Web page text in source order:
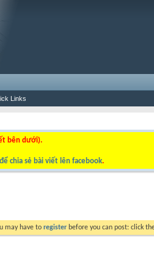
Links
bên dưới).
để chia sẻ bài viết lên facebook.
may have to register before you can post: click